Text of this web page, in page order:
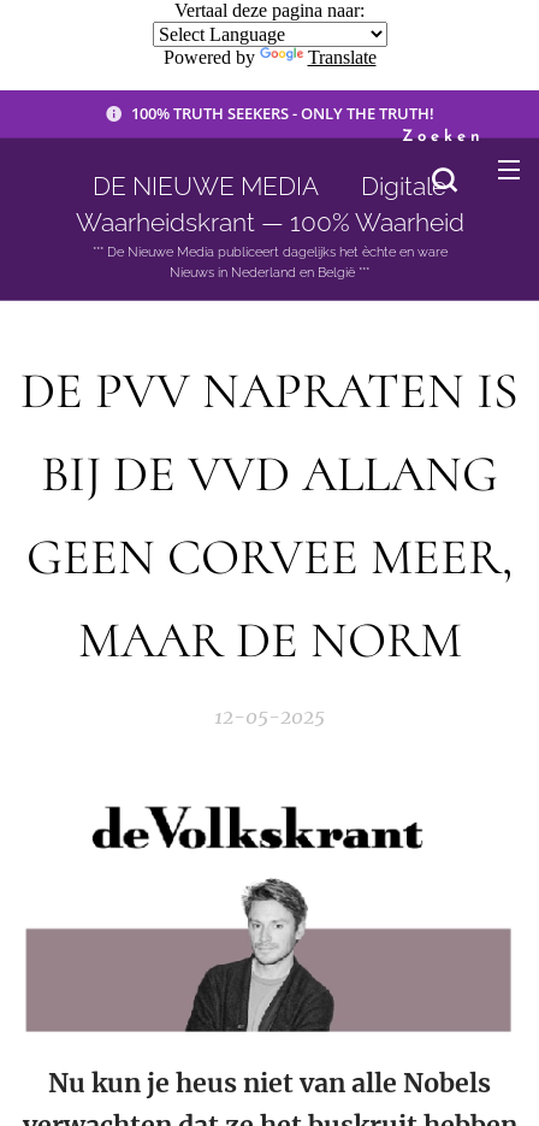
Vertaal deze pagina naar:
Powered by Translate
100% TRUTH SEEKERS - ONLY THE TRUTH!
DE NIEUWE MEDIA 🟣 Digitale
Waarheidskrant — 100% Waarheid
*** De Nieuwe Media publiceert dagelijks het èchte en ware
Nieuws in Nederland en België ***
Zoeken
DE PVV NAPRATEN IS
BIJ DE VVD ALLANG
GEEN CORVEE MEER,
MAAR DE NORM
12-05-2025
Nu kun je heus niet van alle Nobels